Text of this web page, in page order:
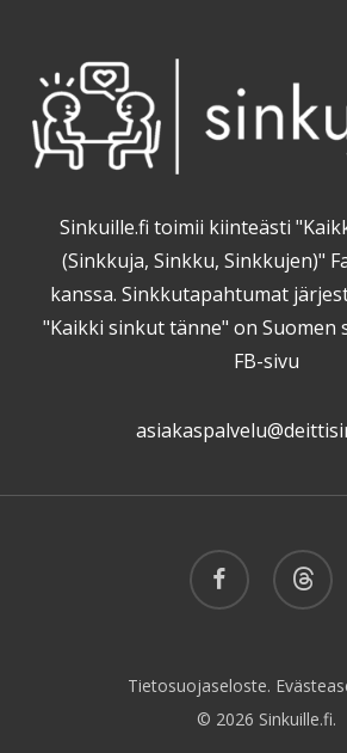
Sinkuille.fi toimii kiinteästi
(Sinkkuja, Sinkku, Sinkkujen)"
kanssa. Sinkkutapahtumat
"Kaikki sinkut tänne" on Suomen
FB-sivu
facebook threads
Tietosuojaseloste.
© 2026 Sinkuille.fi.